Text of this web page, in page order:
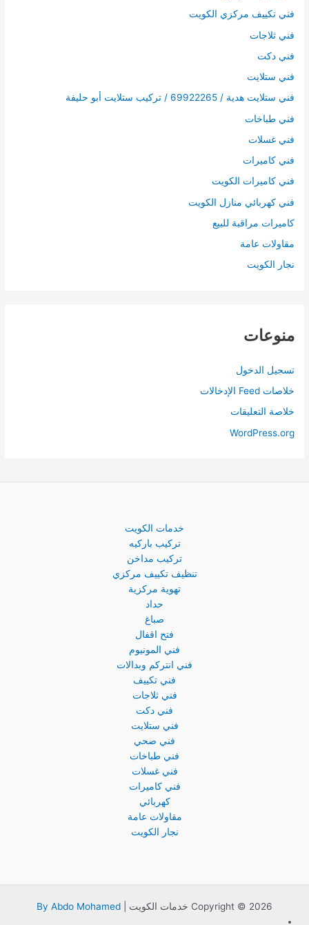
فني تكييف مركزي الكويت
فني ثلاجات
فني دكت
فني ستلايت
فني ستلايت هدية / 69922265 / تركيب ستلايت أبو حليفة
فني طباخات
فني غسلات
فني كاميرات
فني كاميرات الكويت
فني كهربائي منازل الكويت
كاميرات مراقبة للبيع
مقاولات عامة
نجار الكويت
منوعات
تسجيل الدخول
خلاصات Feed الإدخالات
خلاصة التعليقات
WordPress.org
خدمات الكويت
تركيب باركيه
تركيب مداخن
تنظيف تكييف مركزي
تهوية مركزية
حداد
صباغ
فتح اقفال
فني المونيوم
فني انتركم وبدالات
فني تكييف
فني ثلاجات
فني دكت
فني ستلايت
فني صحي
فني طباخات
فني غسلات
فني كاميرات
كهربائي
مقاولات عامة
نجار الكويت
Copyright © 2026 خدمات الكويت | By Abdo Mohamed